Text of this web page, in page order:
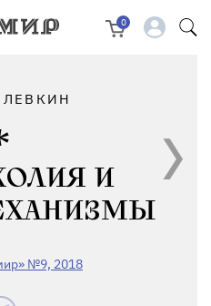
0
И
№9, 2018